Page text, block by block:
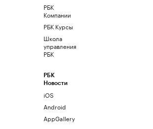
РБК
Компании
РБК Курсы
Школа
управления
РБК
РБК
Новости
iOS
Android
AppGallery